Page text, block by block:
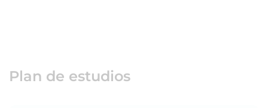
Plan de estudios